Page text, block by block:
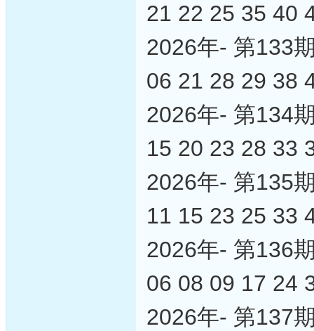
21 22 25 35 40
2026年- 第133
06 21 28 29 38
2026年- 第134
15 20 23 28 33
2026年- 第135
11 15 23 25 33
2026年- 第136
06 08 09 17 24
2026年- 第137